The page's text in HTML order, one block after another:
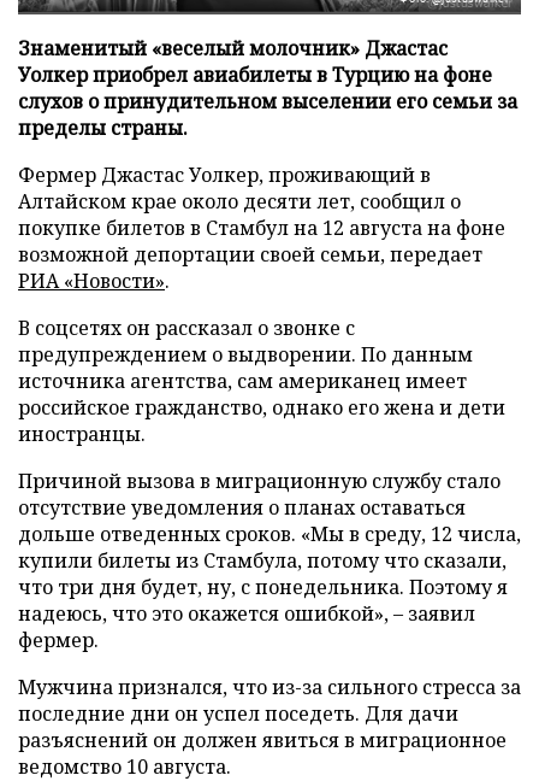
Знаменитый «веселый молочник» Джастас
Уолкер приобрел авиабилеты в Турцию на фоне
слухов о принудительном выселении его семьи за
пределы страны.
Фермер Джастас Уолкер, проживающий в
Алтайском крае около десяти лет, сообщил о
покупке билетов в Стамбул на 12 августа на фоне
возможной депортации своей семьи, передает
РИА «Новости».
В соцсетях он рассказал о звонке с
предупреждением о выдворении. По данным
источника агентства, сам американец имеет
российское гражданство, однако его жена и дети
иностранцы.
Причиной вызова в миграционную службу стало
отсутствие уведомления о планах оставаться
дольше отведенных сроков. «Мы в среду, 12 числа,
купили билеты из Стамбула, потому что сказали,
что три дня будет, ну, с понедельника. Поэтому я
надеюсь, что это окажется ошибкой», – заявил
фермер.
Мужчина признался, что из-за сильного стресса за
последние дни он успел поседеть. Для дачи
разъяснений он должен явиться в миграционное
ведомство 10 августа.